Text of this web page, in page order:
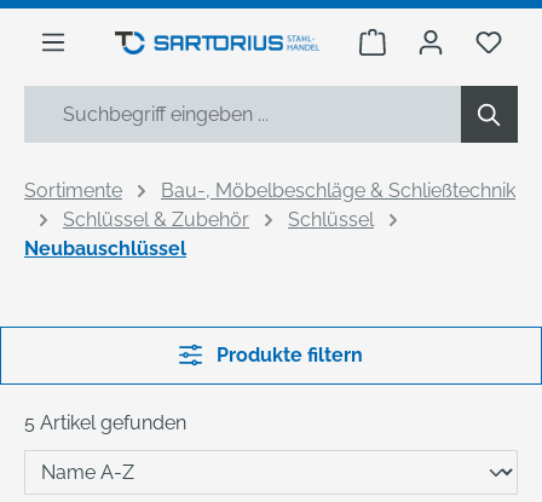
springen
Warenkorb Du
Sortimente
Bau-, Möbelbeschläge & Schließtechnik
Schlüssel & Zubehör
Schlüssel
Neubauschlüssel
Produkte filtern
5 Artikel gefunden